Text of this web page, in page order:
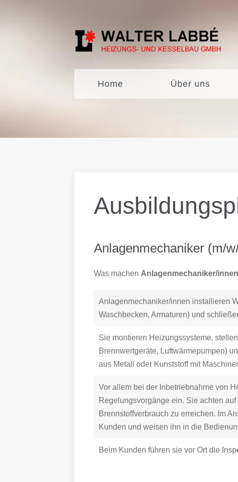
Home Über uns
Anlagenmechaniker (m/
Was machen Anlagenmechaniker/innen
Anlagenmechaniker/innen installieren
Waschbecken, Armaturen) und
Sie montieren Heizungssysteme,
Brennwertgeräte, Luftwärmepumpen)
aus Metall oder Kunststoff mit
Vor allem bei der Inbetriebnahme von
Regelungsvorgänge ein. Sie achten
Brennstoffverbrauch zu erreichen. Im
Kunden und weisen ihn in die
Beim Kunden führen sie vor Ort die